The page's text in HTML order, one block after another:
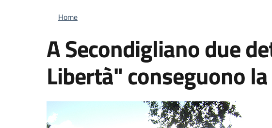
Briciole di pane
Home
A Secondigliano due
Libertà" conseguono